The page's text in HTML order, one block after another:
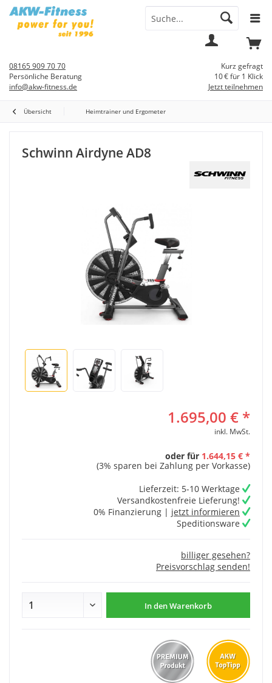
Kurz gefragt
10 € für 1 Klick
Jetzt teilnehmen
08165 909 70 70
Persönliche Beratung
info@akw-fitness.de
Übersicht Heimtrainer und Ergometer
Schwinn Airdyne AD8
1.695,00 € *
inkl. MwSt.
oder für 1.644,15 € *
(3% sparen bei Zahlung per Vorkasse)
Lieferzeit: 5-10 Werktage
Versandkostenfreie Lieferung!
0% Finanzierung | jetzt informieren
Speditionsware
billiger gesehen?
Preisvorschlag senden!
In denWarenkorb